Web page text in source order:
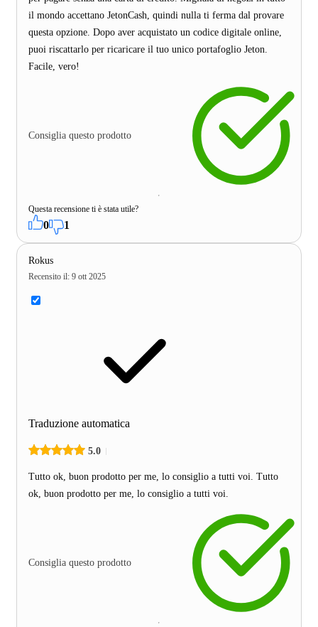
il mondo accettano JetonCash, quindi nulla ti ferma dal provare
questa opzione. Dopo aver acquistato un codice digitale online,
puoi riscattarlo per ricaricare il tuo unico portafoglio Jeton.
Facile, vero!
Consiglia questo prodotto
Questa recensione ti è stata utile?
0 1
Rokus
Recensito il: 9 ott 2025
Traduzione automatica
5.0
Tutto ok, buon prodotto per me, lo consiglio a tutti voi. Tutto
ok, buon prodotto per me, lo consiglio a tutti voi.
Consiglia questo prodotto